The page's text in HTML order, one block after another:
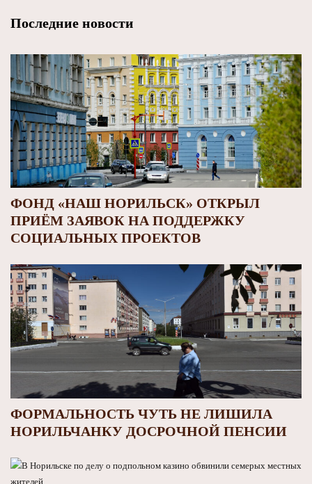
Последние новости
ФОНД «НАШ НОРИЛЬСК» ОТКРЫЛ
ПРИЁМ ЗАЯВОК НА ПОДДЕРЖКУ
СОЦИАЛЬНЫХ ПРОЕКТОВ
ФОРМАЛЬНОСТЬ ЧУТЬ НЕ ЛИШИЛА
НОРИЛЬЧАНКУ ДОСРОЧНОЙ ПЕНСИИ